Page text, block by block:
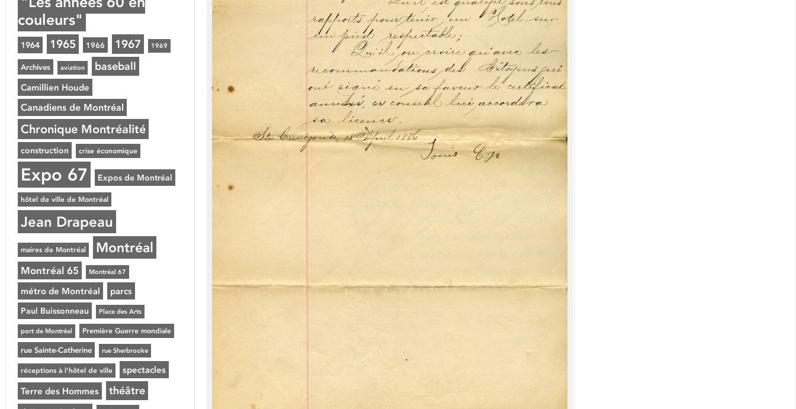
couleurs"
1964 1965 1966 1967 1969
Archives aviation baseball
Camillien Houde
Canadiens de Montréal
Chronique Montréalité
construction crise économique
Expo 67 Expos de Montréal
hôtel de ville de Montréal
Jean Drapeau
maires de Montréal Montréal
Montréal 65 Montréal 67
métro de Montréal parcs
Paul Buissonneau Place des Arts
port de Montréal Première Guerre mondiale
rue Sainte-Catherine rue Sherbrooke
réceptions à l'hôtel de ville
spectacles
Terre des Hommes
théâtre